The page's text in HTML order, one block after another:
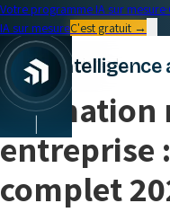
|
Votre programme IA sur mesure·
IA sur mesureC'est gratuit →
intelligence
← Blog
Entreprise •16 min read
Formation
entreprise
complet